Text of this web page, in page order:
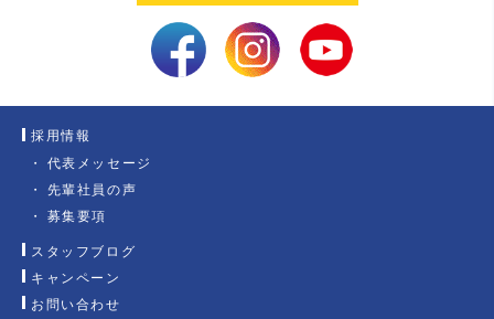
採用情報
代表メッセージ
先輩社員の声
募集要項
スタッフブログ
キャンペーン
お問い合わせ